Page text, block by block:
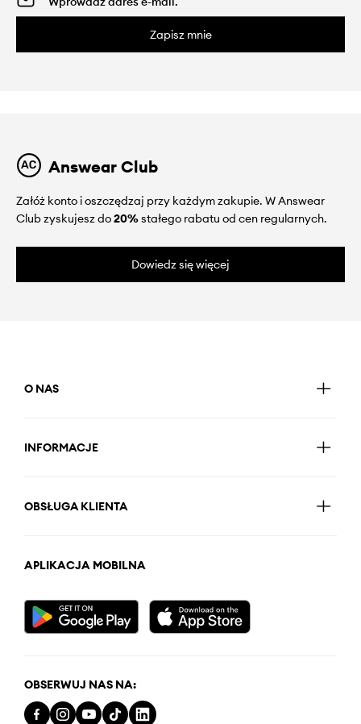
Zapisz mnie
Answear Club
Załóż konto i oszczędzaj przy każdym zakupie. W Answear
Club zyskujesz do20%stałego rabatu od cen regularnych.
Dowiedz się więcej
O NAS
INFORMACJE
OBSŁUGA KLIENTA
APLIKACJA MOBILNA
OBSERWUJ NAS NA: